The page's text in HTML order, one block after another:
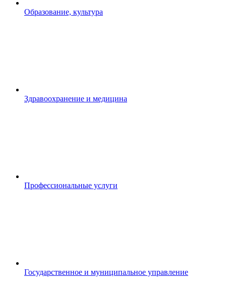
Образование, культура
Здравоохранение и медицина
Профессиональные услуги
Государственное и муниципальное управление